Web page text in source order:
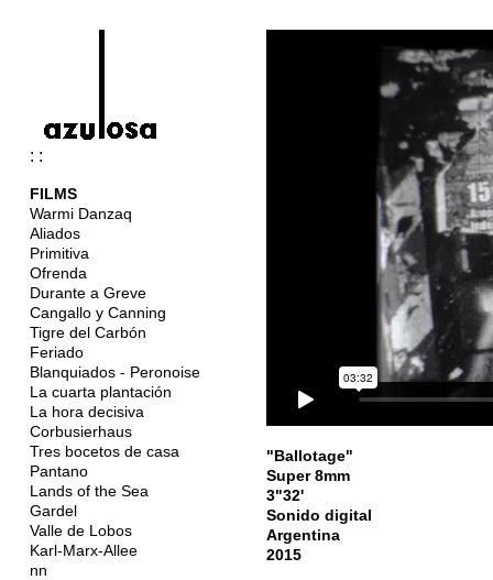
: :
FILMS
Warmi Danzaq
Aliados
Primitiva
Ofrenda
Durante a Greve
Cangallo y Canning
Tigre del Carbón
Feriado
Blanquiados - Peronoise
La cuarta plantación
La hora decisiva
Corbusierhaus
Tres bocetos de casa
Pantano
Lands of the Sea
Gardel
Valle de Lobos
Karl-Marx-Allee
nn
"Ballotage"
Super 8mm
3"32'
Sonido digital
Argentina
2015